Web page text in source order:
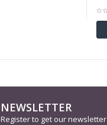
NEWSLETTER
Register to get our newsletter